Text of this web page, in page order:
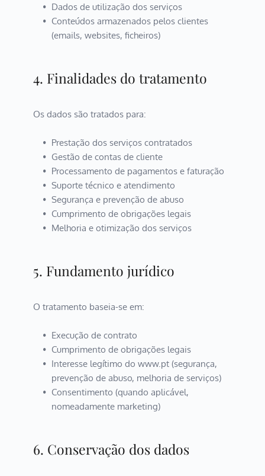
Dados de utilização dos serviços
Conteúdos armazenados pelos clientes
(emails, websites, ficheiros)
4. Finalidades do tratamento
Os dados são tratados para:
Prestação dos serviços contratados
Gestão de contas de cliente
Processamento de pagamentos e faturação
Suporte técnico e atendimento
Segurança e prevenção de abuso
Cumprimento de obrigações legais
Melhoria e otimização dos serviços
5. Fundamento jurídico
O tratamento baseia-se em:
Execução de contrato
Cumprimento de obrigações legais
Interesse legítimo do www.pt (segurança,
prevenção de abuso, melhoria de serviços)
Consentimento (quando aplicável,
nomeadamente marketing)
6. Conservação dos dados